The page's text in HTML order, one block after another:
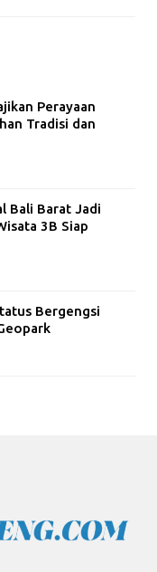
Perayaan
Tradisi dan
Bali Barat Jadi
3B Siap
Bergengsi